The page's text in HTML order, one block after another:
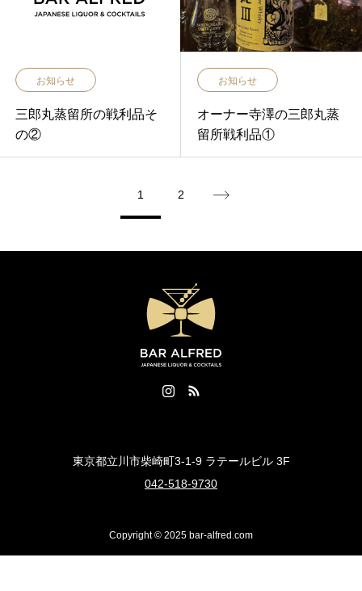
お知らせ
三郎丸蒸留所の戦利品そ
の②
お知らせ
オーナー寺澤の三郎丸蒸
留所戦利品①
1 2
東京都立川市柴崎町3-1-9 ラテールビル 3F
042-518-9730
Copyright © 2025 bar-alfred.com